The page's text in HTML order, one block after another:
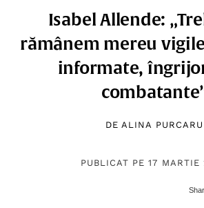
Isabel Allende:
rămânem mereu
informate,
DEALINA PURCARU
PUBLICAT PE 17 MARTIE